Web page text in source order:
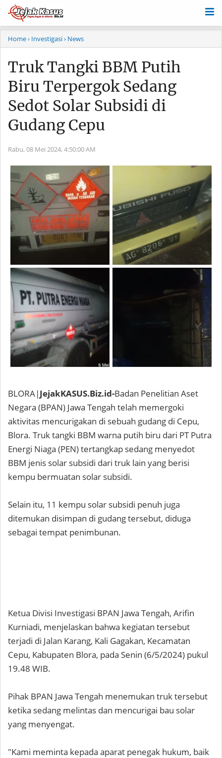
Home› Investigasi› News
Truk Tangki BBM Putih
Biru Terpergok Sedang
Sedot Solar Subsidi di
Gudang Cepu
Rabu, 08 Mei 2024, 4:50:00 AM
BLORA|JejakKASUS.Biz.id-Badan Penelitian Aset
Negara (BPAN) Jawa Tengah telah memergoki
aktivitas mencurigakan di sebuah gudang di Cepu,
Blora. Truk tangki BBM warna putih biru dari PT Putra
Energi Niaga (PEN) tertangkap sedang menyedot
BBM jenis solar subsidi dari truk lain yang berisi
kempu bermuatan solar subsidi.
Selain itu, 11 kempu solar subsidi penuh juga
ditemukan disimpan di gudang tersebut, diduga
sebagai tempat penimbunan.
Ketua Divisi Investigasi BPAN Jawa Tengah, Arifin
Kurniadi, menjelaskan bahwa kegiatan tersebut
terjadi di Jalan Karang, Kali Gagakan, Kecamatan
Cepu, Kabupaten Blora, pada Senin (6/5/2024) pukul
19.48 WIB.
Pihak BPAN Jawa Tengah menemukan truk tersebut
ketika sedang melintas dan mencurigai bau solar
yang menyengat.
"Kami meminta kepada aparat penegak hukum, baik